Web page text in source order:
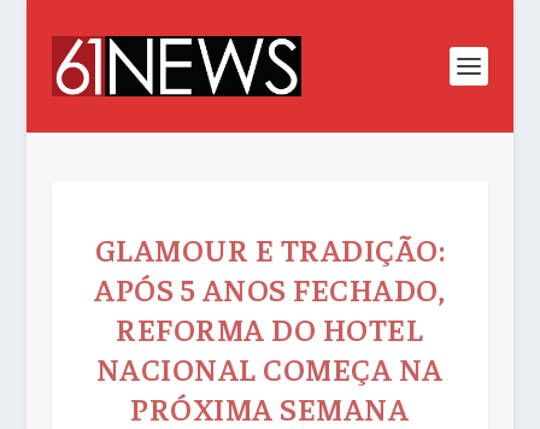
GLAMOUR E TRADIÇÃO:
APÓS 5 ANOS FECHADO,
REFORMA DO HOTEL
NACIONAL COMEÇA NA
PRÓXIMA SEMANA